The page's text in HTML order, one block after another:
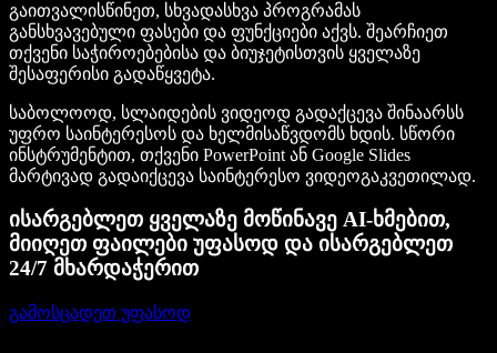
გაითვალისწინეთ, სხვადასხვა პროგრამას
განსხვავებული ფასები და ფუნქციები აქვს. შეარჩიეთ
თქვენი საჭიროებებისა და ბიუჯეტისთვის ყველაზე
შესაფერისი გადაწყვეტა.
საბოლოოდ, სლაიდების ვიდეოდ გადაქცევა შინაარსს
უფრო საინტერესოს და ხელმისაწვდომს ხდის. სწორი
ინსტრუმენტით, თქვენი PowerPoint ან Google Slides
მარტივად გადაიქცევა საინტერესო ვიდეოგაკვეთილად.
ისარგებლეთ ყველაზე მოწინავე AI-ხმებით,
მიიღეთ ფაილები უფასოდ და ისარგებლეთ
24/7 მხარდაჭერით
გამოსცადეთ უფასოდ